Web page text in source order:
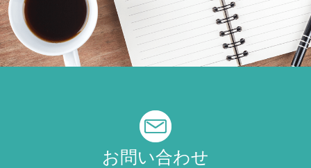
お問い合わせ